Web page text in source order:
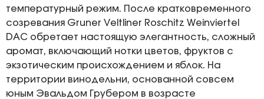
температурный режим. После кратковременного
созревания Gruner Veltliner Roschitz Weinviertel
DAC обретает настоящую элегантность, сложный
аромат, включающий нотки цветов, фруктов с
экзотическим происхождением и яблок. На
территории винодельни, основанной совсем
юным Эвальдом Грубером в возрасте